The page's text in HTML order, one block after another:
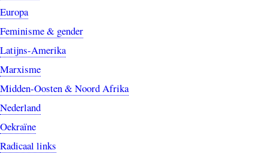
Europa
Feminisme & gender
Latijns-Amerika
Marxisme
Midden-Oosten & Noord Afrika
Nederland
Oekraïne
Radicaal links